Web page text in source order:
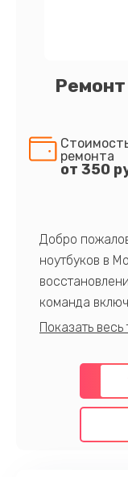
ремонта
от 350
Добро
ноутбуков в
команда
предлагаем
также
проведенных